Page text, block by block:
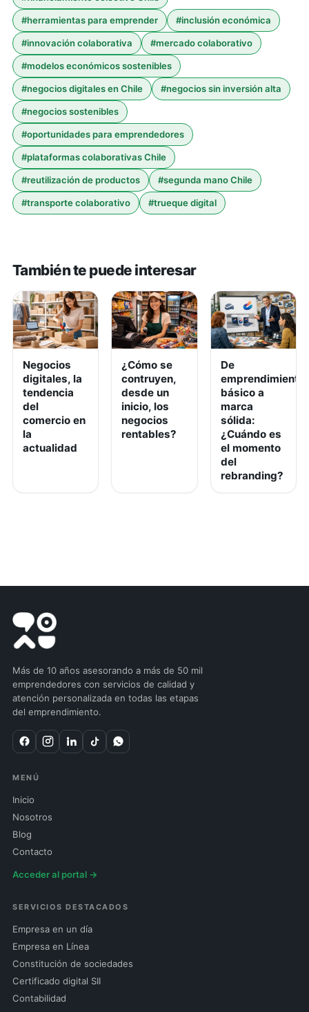
#herramientas para emprender #inclusión económica
#innovación colaborativa #mercado colaborativo
#modelos económicos sostenibles
#negocios digitales en Chile #negocios sin inversión alta
#negocios sostenibles
#oportunidades para emprendedores
#plataformas colaborativas Chile
#reutilización de productos #segunda mano Chile
#transporte colaborativo #trueque digital
También te puede interesar
Negocios
digitales, la
tendencia
del
comercio en
la
actualidad
¿Cómo se
contruyen,
desde un
inicio, los
negocios
rentables?
De
emprendimiento
básico a
marca
sólida:
¿Cuándo es
el momento
del
rebranding?
Más de 10 años asesorando a más de 50 mil
emprendedores con servicios de calidad y
atención personalizada en todas las etapas
del emprendimiento.
MENÚ
Inicio
Nosotros
Blog
Contacto
Acceder al portal →
SERVICIOS DESTACADOS
Empresa en un día
Empresa en Línea
Constitución de sociedades
Certificado digital SII
Contabilidad